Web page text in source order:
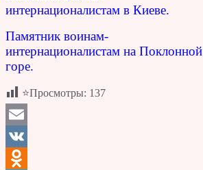
интернационалистам в Киеве.
Памятник воинам-
интернационалистам на Поклонной
горе.
⭐Просмотры: 137
Email
VK